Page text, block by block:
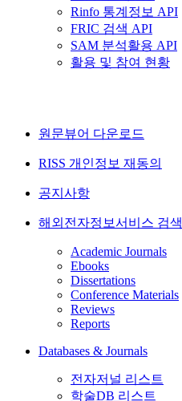
Rinfo 통계정보 API
FRIC 검색 API
SAM 분석활용 API
활용 및 참여 현황
원문뷰어 다운로드
RISS 개인정보 재동의
공지사항
해외전자정보서비스 검색
Academic Journals
Ebooks
Dissertations
Conference Materials
Reviews
Reports
Databases & Journals
전자저널 리스트
학술DB 리스트